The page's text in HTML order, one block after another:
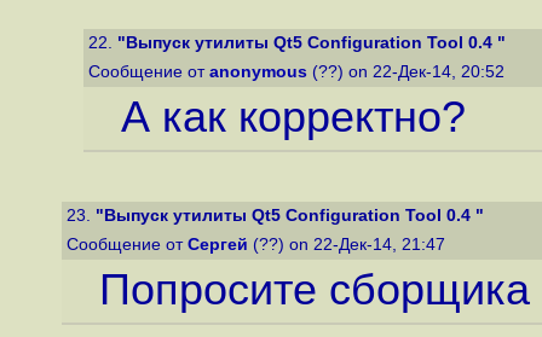
22. "Выпуск утилиты Qt5 Configuration Tool 0.4 "
Сообщение от anonymous (??) on 22-Дек-14, 20:52
А как корректно?
23. "Выпуск утилиты Qt5 Configuration Tool 0.4 "
Сообщение от Сергей (??) on 22-Дек-14, 21:47
Попросите сборщика